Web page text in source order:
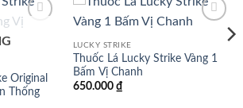
Original
Thống
LUCKY STRIKE
Thuốc Lá Lucky Strike Vàng 1
Bấm Vị Chanh
650.000 ₫